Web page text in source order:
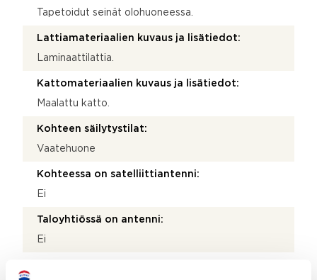
Tapetoidut seinät olohuoneessa.
Lattiamateriaalien kuvaus ja lisätiedot:
Laminaattilattia.
Kattomateriaalien kuvaus ja lisätiedot:
Maalattu katto.
Kohteen säilytystilat:
Vaatehuone
Kohteessa on satelliittiantenni:
Ei
Taloyhtiössä on antenni:
Ei